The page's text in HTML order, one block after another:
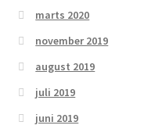
marts 2020
november 2019
august 2019
juli 2019
juni 2019